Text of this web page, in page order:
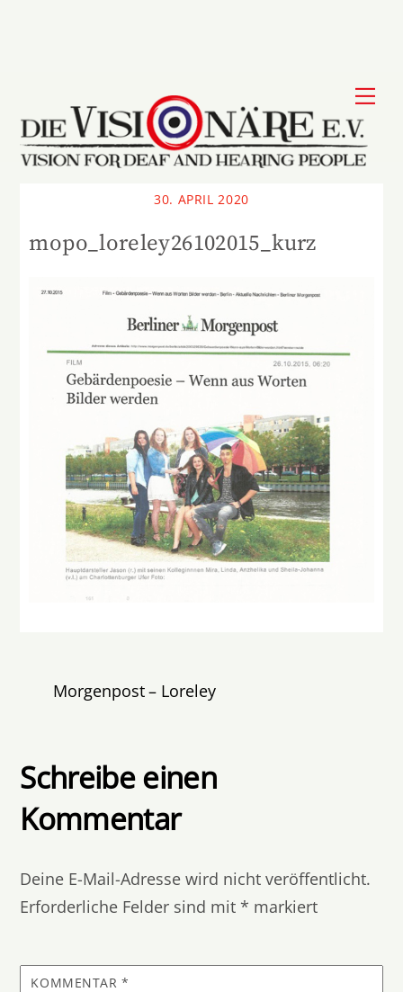
30. APRIL 2020
mopo_loreley26102015_kurz
Morgenpost – Loreley
Schreibe einen
Kommentar
Deine E-Mail-Adresse wird nicht veröffentlicht.
Erforderliche Felder sind mit* markiert
KOMMENTAR*